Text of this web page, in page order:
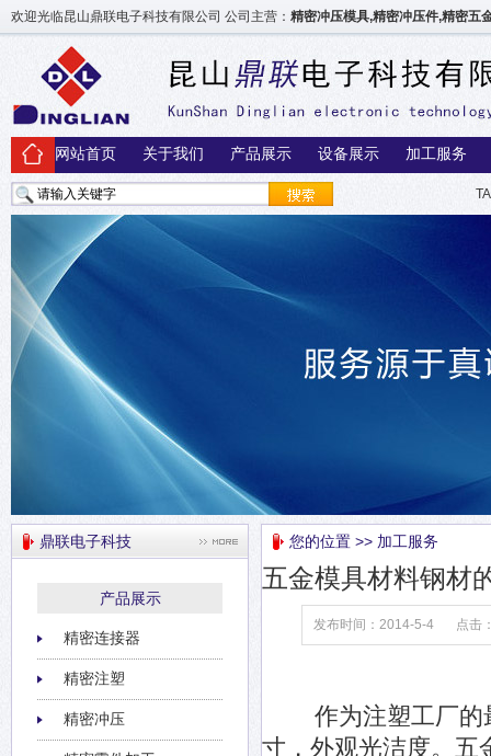
欢迎光临昆山鼎联电子科技有限公司 公司主营： 精密冲压模具,精密冲压件,精密五
网站首页 关于我们 产品展示 设备展示 加工服务
鼎联电子科技
产品展示
精密连接器
精密注塑
精密冲压
您的位置 >> 加工服务
五金模具材料钢材
发布时间：2014-5-4 点击
作为注塑工厂的最
寸，外观光洁度。五